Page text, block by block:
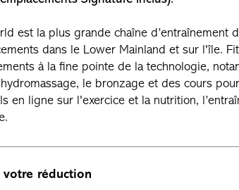
est la plus grande chaîne d’entraînement
dans le Lower Mainland et sur l'île.
à la fine pointe de la technologie,
le bronzage et des cours
en ligne sur l'exercice et la nutrition,
votre réduction